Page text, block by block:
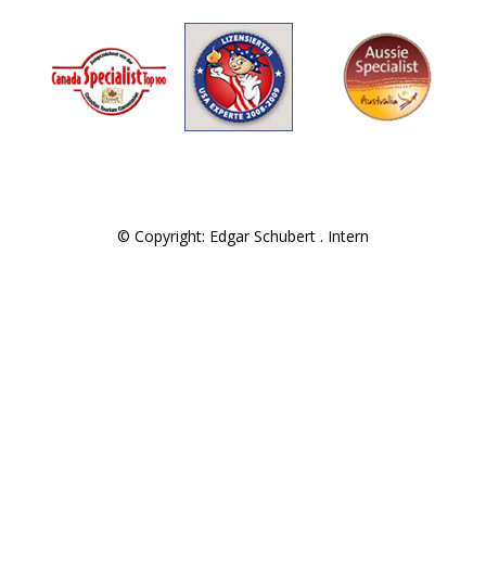
© Copyright: Edgar Schubert . Intern